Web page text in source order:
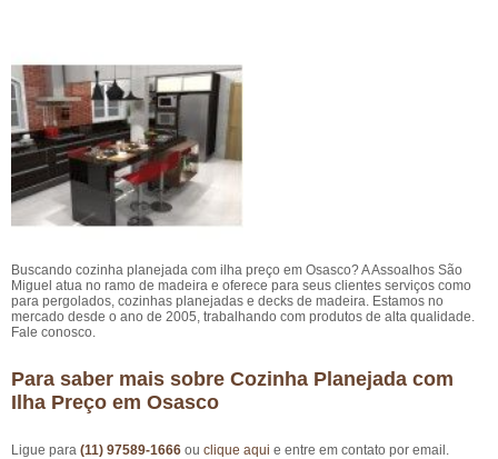
Buscando cozinha planejada com ilha preço em Osasco? A Assoalhos São
Miguel atua no ramo de madeira e oferece para seus clientes serviços como
para pergolados, cozinhas planejadas e decks de madeira. Estamos no
mercado desde o ano de 2005, trabalhando com produtos de alta qualidade.
Fale conosco.
Para saber mais sobre Cozinha Planejada com
Ilha Preço em Osasco
Ligue para (11) 97589-1666 ou clique aqui e entre em contato por email.